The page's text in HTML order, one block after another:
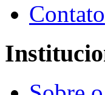
Contato